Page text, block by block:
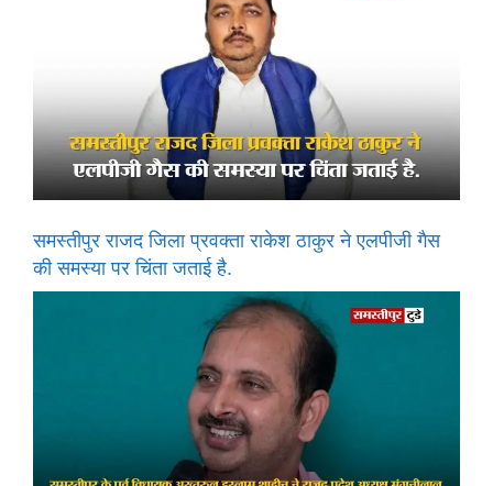
समस्तीपुर राजद जिला प्रवक्ता राकेश ठाकुर ने एलपीजी गैस
की समस्या पर चिंता जताई है.